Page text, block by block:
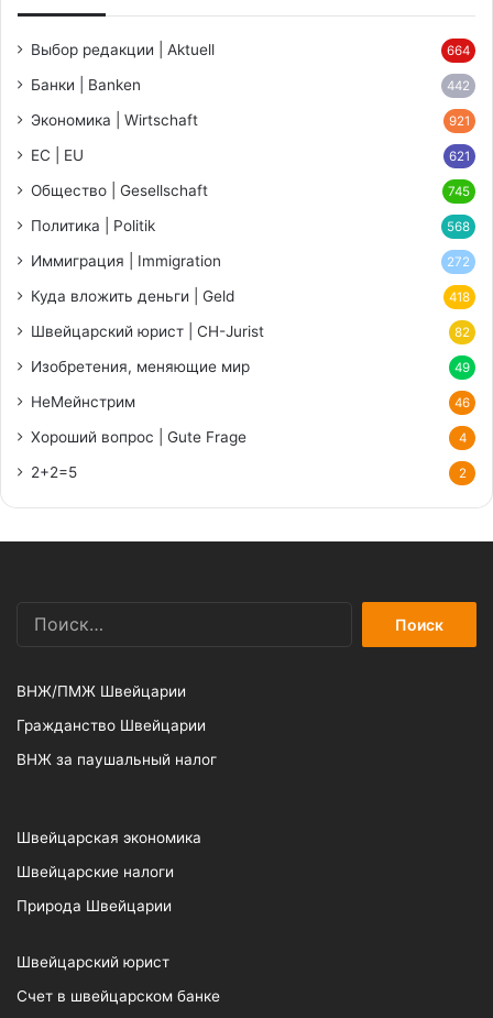
Выбор редакции | Aktuell 664
Банки | Banken 442
Экономика | Wirtschaft 921
ЕС | EU 621
Общество | Gesellschaft 745
Политика | Politik 568
Иммиграция | Immigration 272
Куда вложить деньги | Geld 418
Швейцарский юрист | CH-Jurist 82
Изобретения, меняющие мир 49
НеМейнстрим 46
Хороший вопрос | Gute Frage 4
2+2=5 2
ВНЖ/ПМЖ Швейцарии
Гражданство Швейцарии
ВНЖ за паушальный налог
Швейцарская экономика
Швейцарские налоги
Природа Швейцарии
Швейцарский юрист
Счет в швейцарском банке